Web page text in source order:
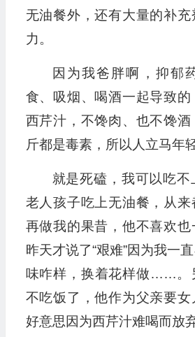
无油餐外，还有大量的补
力。
因为我爸胖啊，抑郁
食、吸烟、喝酒一起导致的
西芹汁，不馋肉、也不馋
斤都是毒素，所以人立马年
就是死磕，我可以吃不
老人孩子吃上无油餐，从来
再做我的果昔，他不喜欢也
昨天才说了“艰难”因为我一
味咋样，换着花样做……。
不吃饭了，他作为父亲要
好意思因为西芹汁难喝而